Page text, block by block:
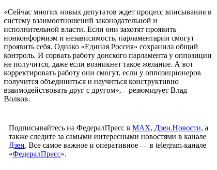
«Сейчас многих новых депутатов ждет процесс вписывания в
систему взаимоотношений законодательной и
исполнительной власти. Если они захотят проявить
нонконформизм и независимость, парламентарии смогут
проявить себя. Однако «Единая Россия» сохранила общий
контроль. И сорвать работу донского парламента у оппозиции
не получится, даже если возникнет такое желание. А вот
корректировать работу они смогут, если у оппозиционеров
получится объединиться и научиться конструктивно
взаимодействовать друг с другом», – резюмирует Влад
Волков.
Подписывайтесь на ФедералПресс в МАХ, Дзен.Новости, а
также следите за самыми интересными новостями в канале
Дзен. Все самое важное и оперативное — в telegram-канале
«ФедералПресс».